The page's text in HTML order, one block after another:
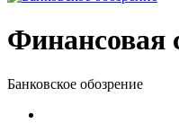
Финансовая
Банковское обозрение